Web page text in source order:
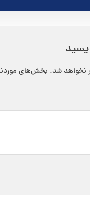
نخواهد شد. بخش‌های